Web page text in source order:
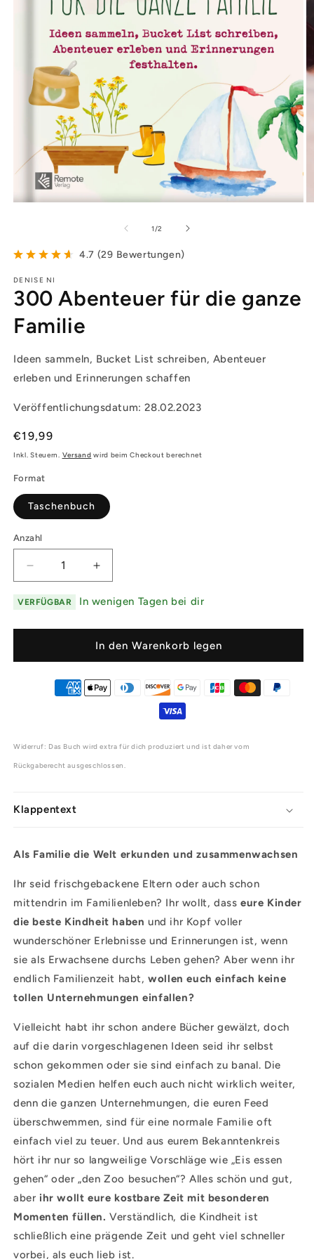
1 /von
2
4.7 (29 Bewertungen)
DENISE NI
300 Abenteuer für die ganze
Familie
Ideen sammeln, Bucket List schreiben, Abenteuer
erleben und Erinnerungen schaffen
Veröffentlichungsdatum: 28.02.2023
Normaler
Preis
€19,99
Inkl. Steuern. Versand wird beim Checkout berechnet
Format
Taschenbuch
Anzahl
Verringere
die
Menge
300
für
Erhöhe
die
Menge
300
Abenteuer
für
ganze
VERFÜGBAR In wenigen Tagen bei dir
In den Warenkorb legen
Widerruf: Das Buch wird extra für dich produziert und ist daher vom
Rückgaberecht ausgeschlossen.
Klappentext
Als Familie die Welt erkunden und zusammenwachsen
Ihr seid frischgebackene Eltern oder auch schon
mittendrin im Familienleben? Ihr wollt, dasseure Kinder
die beste Kindheit haben und ihr Kopf voller
wunderschöner Erlebnisse und Erinnerungen ist, wenn
sie als Erwachsene durchs Leben gehen? Aber wenn ihr
endlich Familienzeit habt,wollen euch einfach keine
tollen Unternehmungen einfallen?
Vielleicht habt ihr schon andere Bücher gewälzt, doch
auf die darin vorgeschlagenen Ideen seid ihr selbst
schon gekommen oder sie sind einfach zu banal. Die
sozialen Medien helfen euch auch nicht wirklich weiter,
denn die ganzen Unternehmungen, die euren Feed
überschwemmen, sind für eine normale Familie oft
einfach viel zu teuer. Und aus eurem Bekanntenkreis
hört ihr nur so langweilige Vorschläge wie „Eis essen
gehen“ oder „den Zoo besuchen“? Alles schön und gut,
aber ihr wollt eure kostbare Zeit mit besonderen
Momenten füllen.Verständlich, die Kindheit ist
schließlich eine prägende Zeit und geht viel schneller
vorbei, als euch lieb ist.